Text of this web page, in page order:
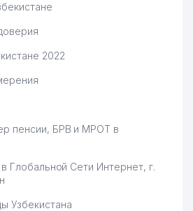
2022
пенсии, БРВ и МРОТ в
Глобальной Сети Интернет, г.
Узбекистана